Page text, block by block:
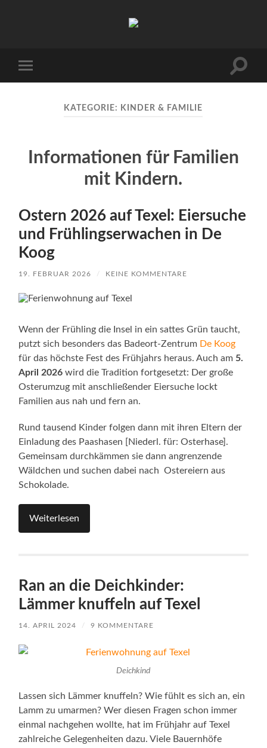
Familie
Menü
KATEGORIE: KINDER & FAMILIE
Informationen für Familien
mit Kindern.
Ostern 2026 auf Texel: Eiersuche
und Frühlingserwachen in De
Koog
19. FEBRUAR 2026 / KEINE KOMMENTARE
Wenn der Frühling die Insel in ein sattes Grün taucht,
putzt sich besonders das Badeort-Zentrum De Koog
für das höchste Fest des Frühjahrs heraus. Auch am 5.
April 2026 wird die Tradition fortgesetzt: Der große
Osterumzug mit anschließender Eiersuche lockt
Familien aus nah und fern an.
Rund tausend Kinder folgen dann mit ihren Eltern der
Einladung des Paashasen [Niederl. für: Osterhase].
Gemeinsam durchkämmen sie dann angrenzende
Wäldchen und suchen dabei nach Ostereiern aus
Schokolade.
Weiterlesen
Ran an die Deichkinder:
Lämmer knuffeln auf Texel
14. APRIL 2024 / 9 KOMMENTARE
Deichkind
Lassen sich Lämmer knuffeln? Wie fühlt es sich an, ein
Lamm zu umarmen? Wer diesen Fragen schon immer
einmal nachgehen wollte, hat im Frühjahr auf Texel
zahlreiche Gelegenheiten dazu. Viele Bauernhöfe